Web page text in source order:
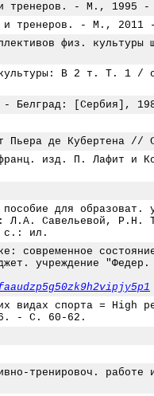
и тренеров. - М., 1995 -
и тренеров. - М., 2011
физ.
культуры: В 2 т.
- Белград: [Сербия],
Пьера де Кубертена
франц. изд. П.
для образоват.
Савельевой, Р.Н.
с.: ил.
современное
учреждение
видах спорта =
- С. 60-62.
тренировоч.